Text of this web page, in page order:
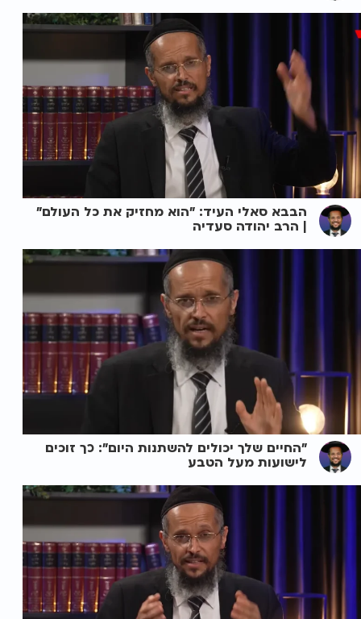
הבבא סאלי העיד: "הוא מחזיק את כל העולם"
| הרב יהודה סעדיה
"החיים שלך יכולים להשתנות היום": כך זוכים
לישועות מעל הטבע